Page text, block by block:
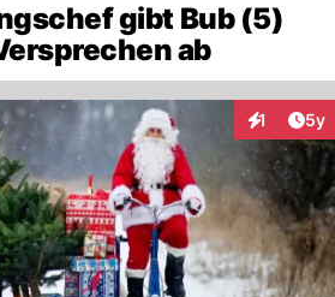
gibt Bub (5)
ab
1 5y